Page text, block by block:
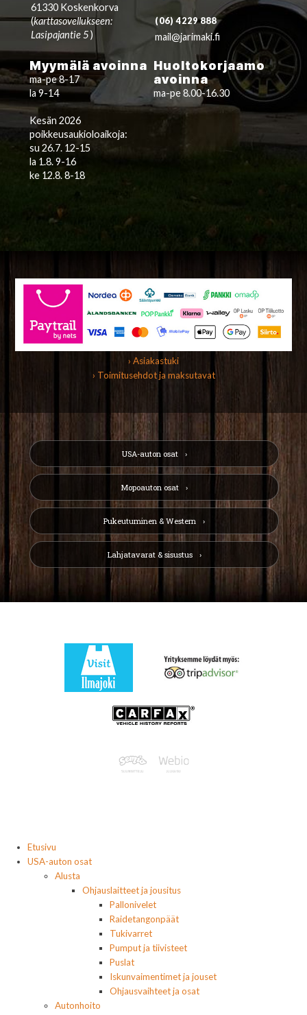
61330 Koskenkorva
(karttasovellukseen:
Lasipajantie 5)
(06) 4229 888
mail@jarimaki.fi
Myymälä avoinna
ma-pe 8-17
la 9-14
Kesän 2026
poikkeusaukioloaikoja:
su 26.7. 12-15
la 1.8. 9-16
ke 12.8. 8-18
Huoltokorjaamo
avoinna
ma-pe 8.00-16.30
› Asiakastuki
› Toimitusehdot ja maksutavat
USA-auton osat
Mopoauton osat
Pukeutuminen & Western
Lahjatavarat & sisustus
Etusivu
USA-auton osat
Alusta
Ohjauslaitteet ja jousitus
Pallonivelet
Raidetangonpäät
Tukivarret
Pumput ja tiivisteet
Puslat
Iskunvaimentimet ja jouset
Ohjausvaihteet ja osat
Autonhoito